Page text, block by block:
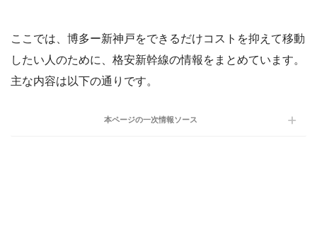
ここでは、博多ー新神戸をできるだけコストを抑えて移動
したい人のために、格安新幹線の情報をまとめています。
主な内容は以下の通りです。
本ページの一次情報ソース